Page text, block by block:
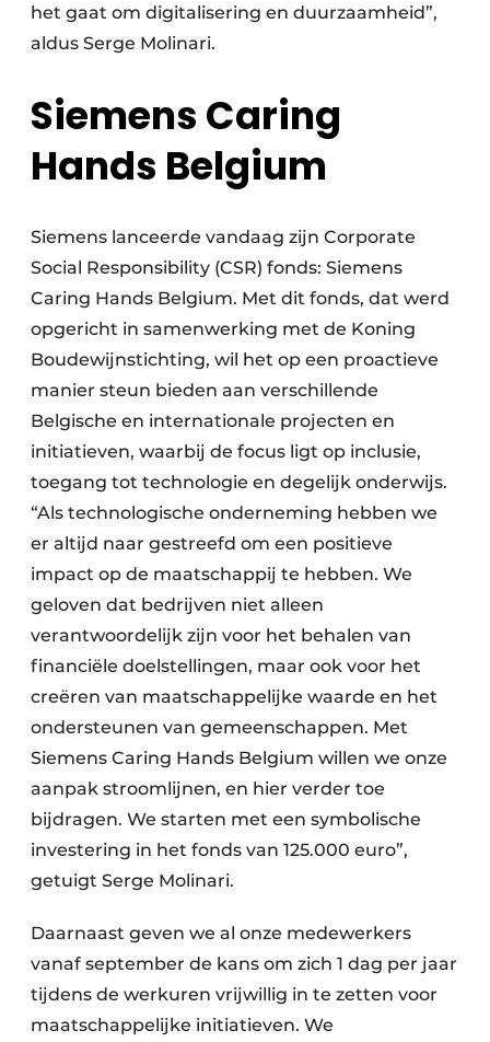
het gaat om digitalisering en duurzaamheid”,
aldus Serge Molinari.
Siemens Caring
Hands Belgium
Siemens lanceerde vandaag zijn Corporate
Social Responsibility (CSR) fonds: Siemens
Caring Hands Belgium. Met dit fonds, dat werd
opgericht in samenwerking met de Koning
Boudewijnstichting, wil het op een proactieve
manier steun bieden aan verschillende
Belgische en internationale projecten en
initiatieven, waarbij de focus ligt op inclusie,
toegang tot technologie en degelijk onderwijs.
“Als technologische onderneming hebben we
er altijd naar gestreefd om een positieve
impact op de maatschappij te hebben. We
geloven dat bedrijven niet alleen
verantwoordelijk zijn voor het behalen van
financiële doelstellingen, maar ook voor het
creëren van maatschappelijke waarde en het
ondersteunen van gemeenschappen. Met
Siemens Caring Hands Belgium willen we onze
aanpak stroomlijnen, en hier verder toe
bijdragen. We starten met een symbolische
investering in het fonds van 125.000 euro”,
getuigt Serge Molinari.
Daarnaast geven we al onze medewerkers
vanaf september de kans om zich 1 dag per jaar
tijdens de werkuren vrijwillig in te zetten voor
maatschappelijke initiatieven. We